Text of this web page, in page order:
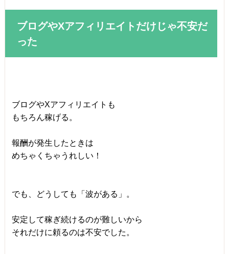
ブログやXアフィリエイトだけじゃ不安だ
った
ブログやXアフィリエイトも
もちろん稼げる。
報酬が発生したときは
めちゃくちゃうれしい！
でも、どうしても「波がある」。
安定して稼ぎ続けるのが難しいから
それだけに頼るのは不安でした。